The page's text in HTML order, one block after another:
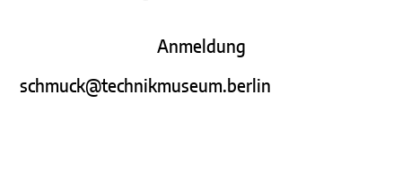
Anmeldung
schmuck@technikmuseum.berlin